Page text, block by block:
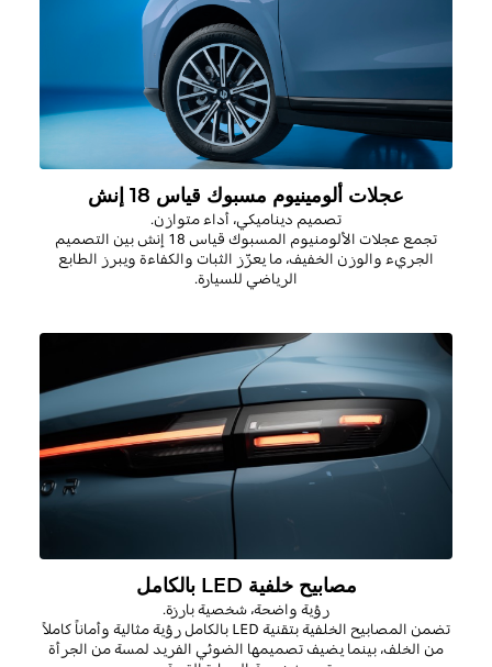
عجلات ألومينيوم مسبوك قياس 18 إنش
تصميم ديناميكي، أداء متوازن.
تجمع عجلات الألومنيوم المسبوك قياس 18 إنش بين التصميم
الجريء والوزن الخفيف، ما يعزّز الثبات والكفاءة ويبرز الطابع
الرياضي للسيارة.
مصابيح خلفية LED بالكامل
رؤية واضحة، شخصية بارزة.
تضمن المصابيح الخلفية بتقنية
بالكامل رؤية مثالية وأماناً كاملاً
من الخلف، بينما يضيف تصميمها الضوئي الفريد لمسة من الجرأة